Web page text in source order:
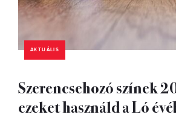
AKTUÁLIS
Szerencsehozó színek
ezeket használd a Ló